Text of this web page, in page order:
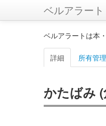
ベルアラート
ベルアラートは本
詳細 所有管
かたばみ